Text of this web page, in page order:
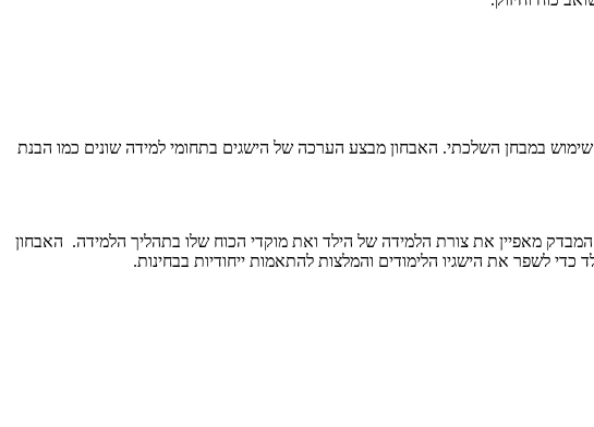
שימוש במבחן השלכתי. האבחון מבצע הערכה של הישגים בתחומי למידה שונים כמו הבנת
מאפיין את צורת הלמידה של הילד ואת מוקדי הכוח שלו בתהליך הלמידה. האבחון
כדי לשפר את הישגיו הלימודים והמלצות להתאמות ייחודיות בבחינות.